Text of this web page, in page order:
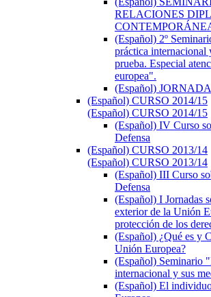
RELACIONES
(Español) 2º
práctica internacional
prueba. Especial
europea".
(Español)
(Español) CURSO 2014/15
(Español) CURSO 2014/15
(Español) IV Curso
Defensa
(Español) CURSO 2013/14
(Español) CURSO 2013/14
(Español) III Curso
Defensa
(Español) I Jornadas
exterior de la Unión
protección de los
(Español) ¿Qué es y
Unión Europea?
(Español) Seminario
internacional y sus
(Español) El